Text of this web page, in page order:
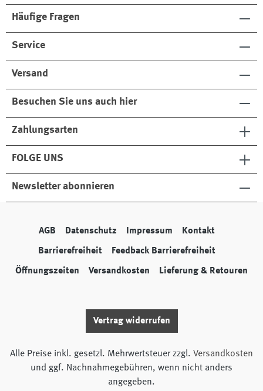
Häufige Fragen
Service
Versand
Besuchen Sie uns auch hier
Zahlungsarten
FOLGE UNS
Newsletter abonnieren
AGB Datenschutz Impressum Kontakt
Barrierefreiheit Feedback Barrierefreiheit
Öffnungszeiten Versandkosten Lieferung & Retouren
Vertrag widerrufen
Alle Preise inkl. gesetzl. Mehrwertsteuer zzgl. Versandkosten
und ggf. Nachnahmegebühren, wenn nicht anders
angegeben.